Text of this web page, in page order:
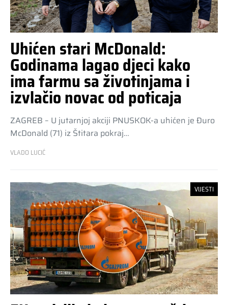
Uhićen stari McDonald:
Godinama lagao djeci kako
ima farmu sa životinjama i
izvlačio novac od poticaja
ZAGREB – U jutarnjoj akciji PNUSKOK-a uhićen je Đuro
McDonald (71) iz Štitara pokraj…
VLADO LUCIĆ
VIJESTI